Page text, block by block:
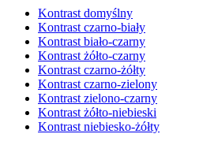
Kontrast domyślny
Kontrast czarno-biały
Kontrast biało-czarny
Kontrast żółto-czarny
Kontrast czarno-żółty
Kontrast czarno-zielony
Kontrast zielono-czarny
Kontrast żółto-niebieski
Kontrast niebiesko-żółty